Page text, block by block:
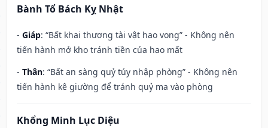
Bành Tổ Bách Kỵ Nhật
- Giáp: “Bất khai thương tài vật hao vong” - Không nên
tiến hành mở kho tránh tiền của hao mất
- Thân: “Bất an sàng quỷ túy nhập phòng” - Không nên
tiến hành kê giường để tránh quỷ ma vào phòng
Khổng Minh Lục Diệu